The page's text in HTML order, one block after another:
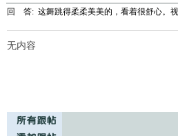
回 答: 这舞跳得柔柔美美的，看着很舒心。
无内容